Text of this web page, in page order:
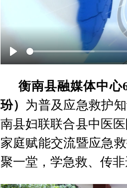
Play
衡南县融媒体中心
玢） 为普及应急救护
南县妇联联合县中医
家庭赋能交流暨应急
聚一堂，学急救、传